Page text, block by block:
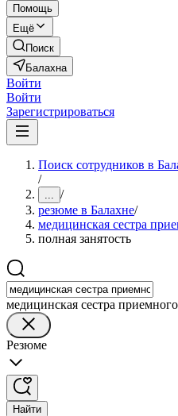
Помощь
Ещё
Поиск
Балахна
Войти
Войти
Зарегистрироваться
Поиск сотрудников в
/
... /
резюме в Балахне/
медицинская сестра
полная занятость
медицинская сестра
Резюме
Найти